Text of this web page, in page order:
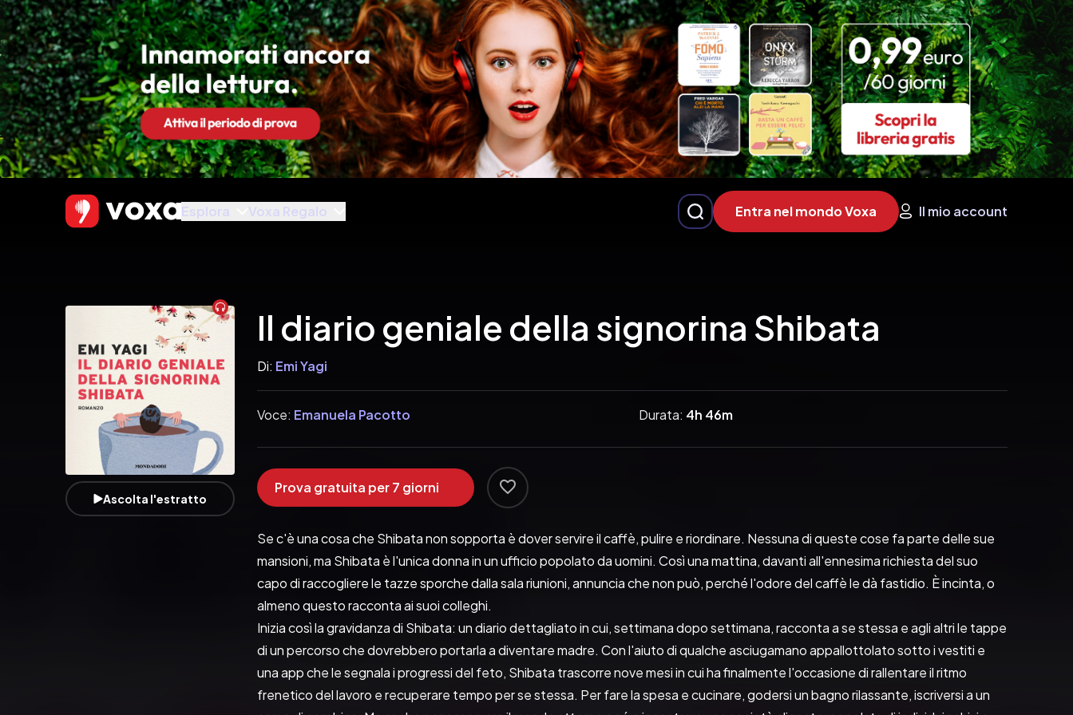
Esplora Voxa Regalo Entra nel mondo Voxa Il mio account
Audiobook
Ascolta l'estratto
Il diario geniale della signorina Shibata
Di: Emi Yagi
Voce: Emanuela Pacotto Durata: 4h 46m
Prova gratuita per 7 giorni
Se c'è una cosa che Shibata non sopporta è dover servire il caffè, pulire e riordinare. Nessuna di queste cose fa parte delle sue
mansioni, ma Shibata è l'unica donna in un ufficio popolato da uomini. Così una mattina, davanti all'ennesima richiesta del suo
capo di raccogliere le tazze sporche dalla sala riunioni, annuncia che non può, perché l'odore del caffè le dà fastidio. È incinta, o
almeno questo racconta ai suoi colleghi.
Inizia così la gravidanza di Shibata: un diario dettagliato in cui, settimana dopo settimana, racconta a se stessa e agli altri le tappe
di un percorso che dovrebbero portarla a diventare madre. Con l'aiuto di qualche asciugamano appallottolato sotto i vestiti e
una app che le segnala i progressi del feto, Shibata trascorre nove mesi in cui ha finalmente l'occasione di rallentare il ritmo
frenetico del lavoro e recuperare tempo per se stessa. Per fare la spesa e cucinare, godersi un bagno rilassante, iscriversi a un